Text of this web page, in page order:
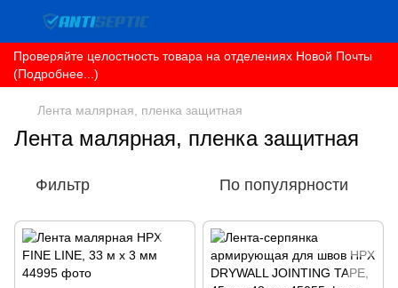
Проверяйте целостность товара на отделениях Новой Почты
(Подробнее...)
Лента малярная, пленка защитная
Лента малярная, пленка защитная
Фильтр По популярности